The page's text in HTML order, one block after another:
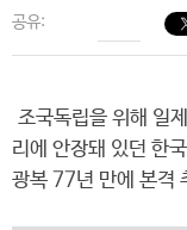
공유:
조국독립을 위해 일
리에 안장돼 있던 한
광복 77년 만에 본격